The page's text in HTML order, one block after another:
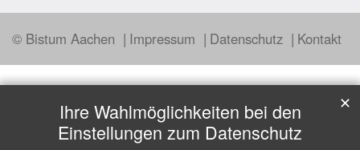
© Bistum Aachen Impressum Datenschutz Kontakt
Ihre Wahlmöglichkeiten bei den
Einstellungen zum Datenschutz
✕